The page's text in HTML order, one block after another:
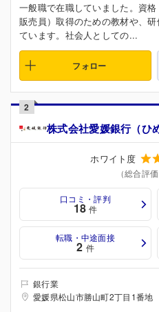
一般職で在職していました。資
販売員）取得のための教材や、
ています。社会人としての...
フォロー
2
株式会社愛媛銀行（ひ
ホワイト度
（総合評
口コミ・評判
18 件
転職・中途面接
2 件
銀行業
愛媛県松山市勝山町2丁目1番地